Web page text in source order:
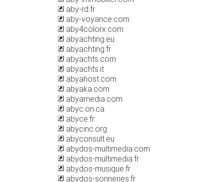
aby-rd.fr
aby-voyance.com
aby4colorx.com
abyachting.eu
abyachting.fr
abyachts.com
abyachts.it
abyahost.com
abyaka.com
abyamedia.com
abyc.on.ca
abyce.fr
abycinc.org
abyconsult.eu
abydos-multimedia.com
abydos-multimedia.fr
abydos-musique.fr
abydos-sonneries.fr